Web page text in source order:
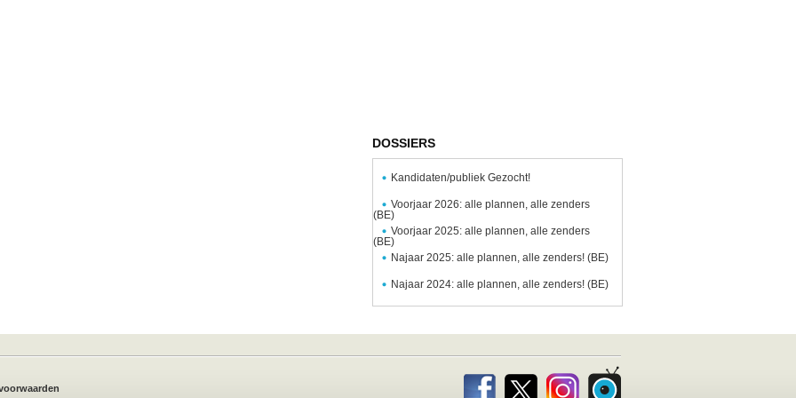
DOSSIERS
Kandidaten/publiek Gezocht!
Voorjaar 2026: alle plannen, alle zenders
(BE)
Voorjaar 2025: alle plannen, alle zenders
(BE)
Najaar 2025: alle plannen, alle zenders! (BE)
Najaar 2024: alle plannen, alle zenders! (BE)